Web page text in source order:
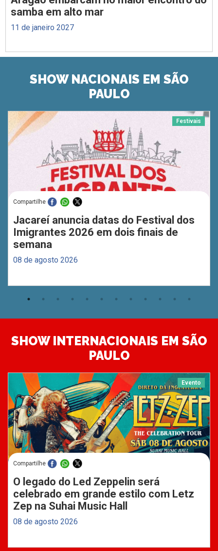
samba em alto mar
11 de janeiro 2027
SHOW NACIONAIS EM SÃO
PAULO
Festivais
Compartilhe
Jacareí anuncia datas do Festival dos
Imigrantes 2026 em dois finais de
semana
08 de agosto 2026
SHOW INTERNACIONAIS EM SÃO
PAULO
Evento
Compartilhe
O legado do Led Zeppelin será
celebrado em grande estilo com Letz
Zep na Suhai Music Hall
08 de agosto 2026